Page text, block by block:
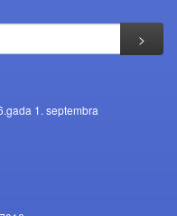
1. septembra